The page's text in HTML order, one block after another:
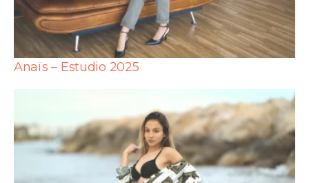
Anaïs – Estudio 2025